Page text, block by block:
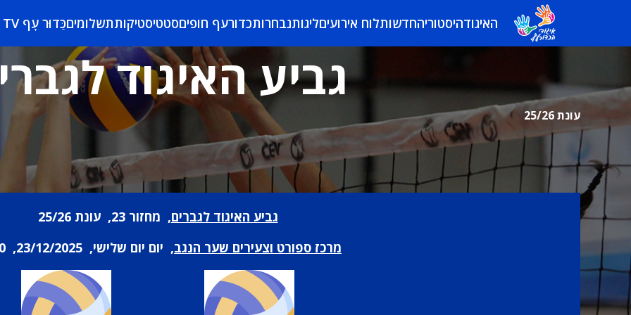
האיגודהיסטוריהחדשותלוח אירועיםליגותנבחרותכדורעף חופיםסטטיסטיקותתשלומיםכַּדוּר עָף TV
גביע האיגוד
עונת 25/26
גביע האיגוד לגברים, מחזור 23, עונת 25/26
מרכז ספורט וצעירים שער הנגב, יום יום שלישי, 23/12/2025, 21:00